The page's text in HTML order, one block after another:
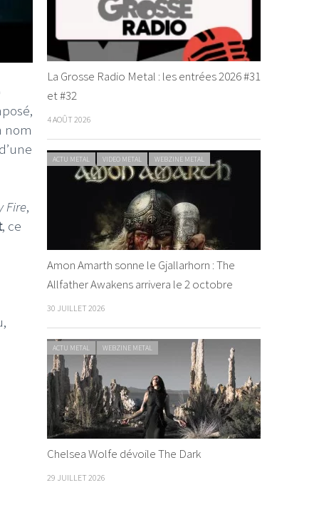
nom
Fire,
, ce
La Grosse Radio Metal : les entrées 2026 #31
et #32
4 AOÛT 2026
ACTU METAL VIDEO METAL WEBZINE METAL
Amon Amarth sonne le Gjallarhorn : The
Allfather Awakens arrivera le 2 octobre
30 JUILLET 2026
ACTU METAL WEBZINE METAL
Chelsea Wolfe dévoile The Dark
29 JUILLET 2026